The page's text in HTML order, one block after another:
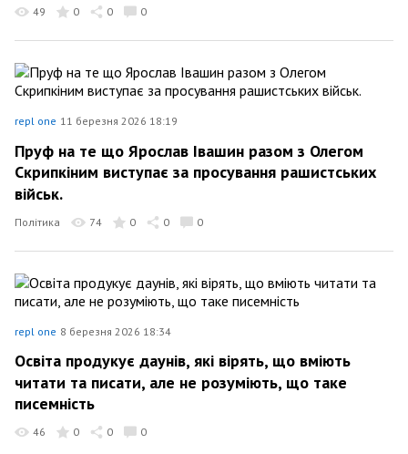
49 0 0 0
repl one 11 березня 2026 18:19
Пруф на те що Ярослав Івашин разом з Олегом
Скрипкіним виступає за просування рашистських
військ.
Політика 74 0 0 0
repl one 8 березня 2026 18:34
Освіта продукує даунів, які вірять, що вміють
читати та писати, але не розуміють, що таке
писемність
46 0 0 0